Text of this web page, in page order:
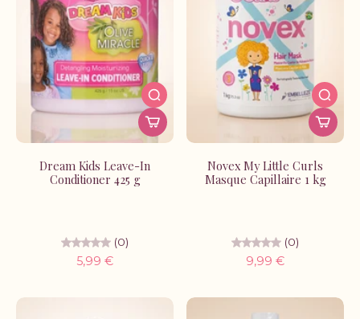
Dream Kids Leave-In
Conditioner 425 g
(0)
5,99 €
Novex My Little Curls
Masque Capillaire 1 kg
(0)
9,99 €